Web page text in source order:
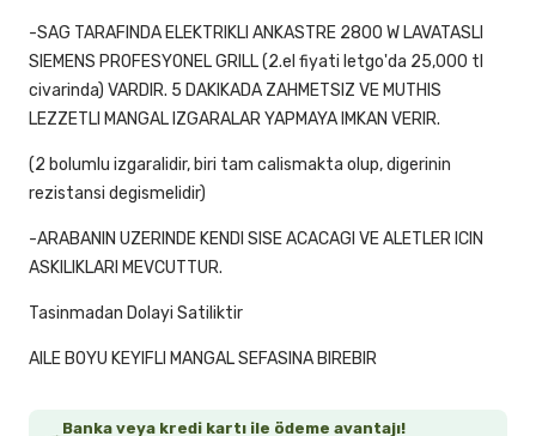
Banka veya kredi kartı ile ödeme avantajı!
-SAG TARAFINDA ELEKTRIKLI ANKASTRE 2800 W LAVATASLI
SIEMENS PROFESYONEL GRILL (2.el fiyati letgo'da 25,000 tl
civarinda) VARDIR. 5 DAKIKADA ZAHMETSIZ VE MUTHIS
LEZZETLI MANGAL IZGARALAR YAPMAYA IMKAN VERIR.
(2 bolumlu izgaralidir, biri tam calismakta olup, digerinin
rezistansi degismelidir)
-ARABANIN UZERINDE KENDI SISE ACACAGI VE ALETLER ICIN
ASKILIKLARI MEVCUTTUR.
Tasinmadan Dolayi Satiliktir
AILE BOYU KEYIFLI MANGAL SEFASINA BIREBIR